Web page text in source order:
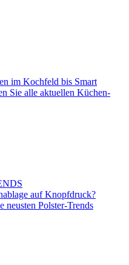
im Kochfeld bis Smart
Sie alle aktuellen Küchen-
auf Knopfdruck?
neusten Polster-Trends